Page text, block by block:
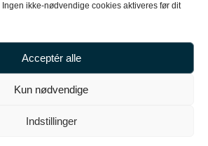
ikke-nødvendige cookies aktiveres før dit
Acceptér alle
Kun nødvendige
Indstillinger
61 10 52 10
hello@carpal.dk
Tonsbakken 16